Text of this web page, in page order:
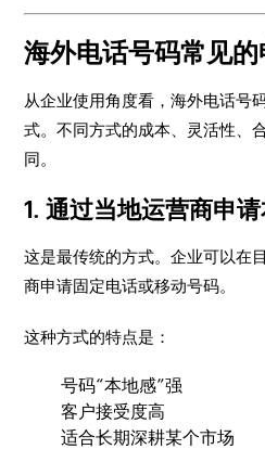
海外电话号码常见
从企业使用角度看，海外电话号
式。不同方式的成本、灵活性、
同。
1. 通过当地运营商申
这是最传统的方式。企业可以在
商申请固定电话或移动号码。
这种方式的特点是：
号码“本地感”强
客户接受度高
适合长期深耕某个市场